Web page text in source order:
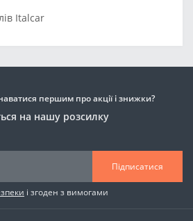
Italcar
першим про акції і знижки?
на нашу розсилку
Підписатися
і згоден з вимогами